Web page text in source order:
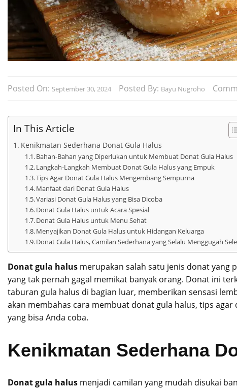
Posted On: September 30, 2024 Posted By: Bayu Nugroho
In This Article
Kenikmatan Sederhana Donat Gula Halus
Bahan-Bahan yang Diperlukan untuk Membuat Donat Gula Halus
Langkah-Langkah Membuat Donat Gula Halus yang Empuk
Tips Agar Donat Gula Halus Mengembang Sempurna
Manfaat dari Donat Gula Halus
Variasi Donat Gula Halus yang Bisa Dicoba
Donat Gula Halus untuk Acara Spesial
Donat Gula Halus untuk Menu Sehat
Menyajikan Donat Gula Halus untuk Hidangan Keluarga
Donat Gula Halus, Camilan Sederhana yang Selalu Menggugah
Donat gula halus merupakan salah satu jenis donat yang
yang tak pernah gagal memikat banyak orang. Donat ini
taburan gula halus di bagian luar, memberikan sensasi
akan membahas cara membuat donat gula halus, tips
yang bisa Anda coba.
Kenikmatan Sederhana
Donat gula halus menjadi camilan yang mudah disukai